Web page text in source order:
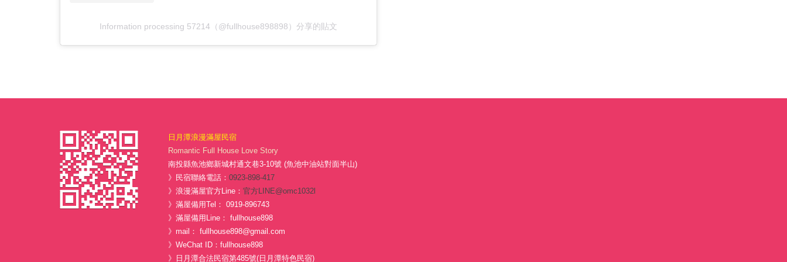
Information processing 57214（@fullhouse898898）分享的貼文
日月潭浪漫滿屋民宿
Romantic Full House Love Story
南投縣魚池鄉新城村通文巷3-10號 (魚池中油站對面半山)
》民宿聯絡電話： 0923-898-417
》浪漫滿屋官方Line： 官方LINE@omc1032l
》滿屋備用Tel： 0919-896743
》滿屋備用Line： fullhouse898
》mail： fullhouse898@gmail.com
》WeChat ID：fullhouse898
》日月潭合法民宿第485號(日月潭特色民宿)